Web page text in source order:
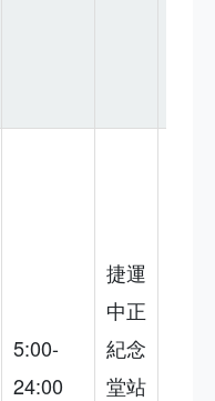
5:00-
24:00
捷運
中正
紀念
堂站